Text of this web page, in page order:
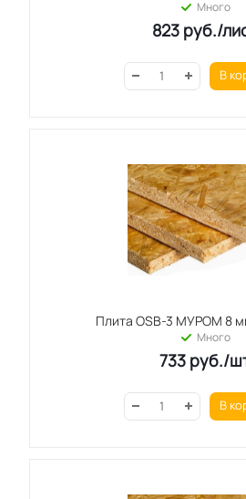
Много
823руб./
В
Плита OSB-3 МУРОМ 8
Много
733руб./
В